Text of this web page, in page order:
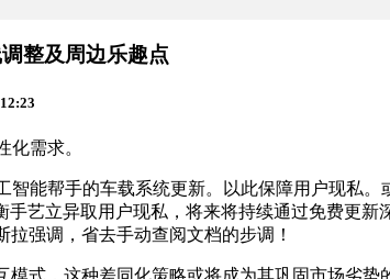
整及周边乐趣点
需求。
帮手的车载系统更新。以此保障用户现私。
艺立异取用户现私，将来将持续通过免费更新
强调，省去手动查阅文档的步调！
，这种差同化策略或将成为其巩固市场劣势